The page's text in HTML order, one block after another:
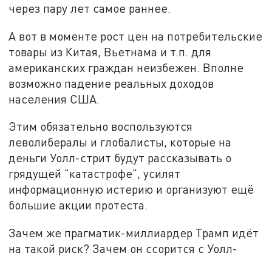
через пару лет самое раннее.
А вот в моменте рост цен на потребительские
товары из Китая, Вьетнама и т.п. для
американских граждан неизбежен. Вполне
возможно падение реальных доходов
населения США.
Этим обязательно воспользуются
леволибералы и глобалисты, которые на
деньги Уолл-стрит будут рассказывать о
грядущей "катастрофе", усилят
информационную истерию и организуют ещё
большие акции протеста.
Зачем же прагматик-миллиардер Трамп идёт
на такой риск? Зачем он ссорится с Уолл-